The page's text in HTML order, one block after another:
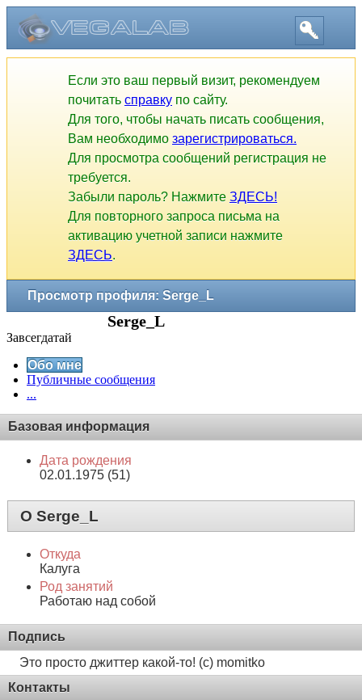
Если это ваш первый визит, рекомендуем
почитать справку по сайту.
Для того, чтобы начать писать сообщения,
Вам необходимо зарегистрироваться.
Для просмотра сообщений регистрация не
требуется.
Забыли пароль? Нажмите ЗДЕСЬ!
Для повторного запроса письма на
активацию учетной записи нажмите
ЗДЕСЬ.
Просмотр профиля: Serge_L
Serge_L
Завсегдатай
Обо мне
Публичные сообщения
...
Базовая информация
Дата рождения
02.01.1975 (51)
О Serge_L
Откуда
Калуга
Род занятий
Работаю над собой
Подпись
Это просто джиттер какой-то! (с) momitko
Контакты